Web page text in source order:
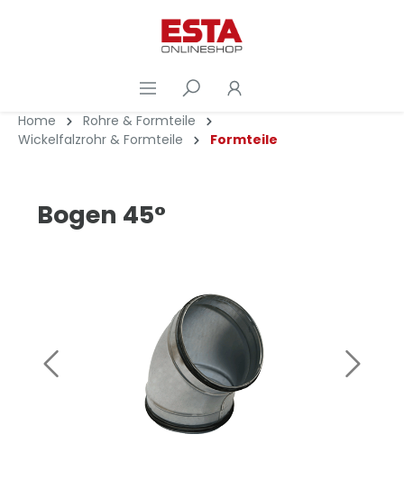
Home
Rohre & Formteile
Wickelfalzrohr & Formteile
Formteile
Bogen 45°